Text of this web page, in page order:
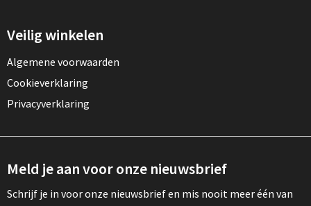
Veilig winkelen
Algemene voorwaarden
Cookieverklaring
Privacyverklaring
Meld je aan voor onze nieuwsbrief
Schrijf je in voor onze nieuwsbrief en mis nooit meer één van